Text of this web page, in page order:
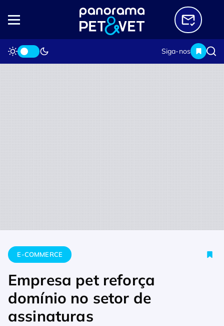
Siga-nos
Home E-commerce Empresa pet reforça domínio no setor
E-COMMERCE
Empresa pet reforça
domínio no setor de
assinaturas